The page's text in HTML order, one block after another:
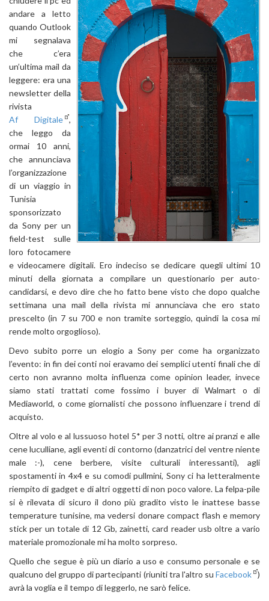
andare a letto
quando Outlook
mi segnalava
che c’era
un’ultima mail da
leggere: era una
newsletter della
rivista
Af Digitale ,
che leggo da
ormai 10 anni,
che annunciava
l’organizzazione
di un viaggio in
Tunisia
sponsorizzato
da Sony per un
field-test sulle
loro fotocamere
e videocamere digitali. Ero indeciso se dedicare quegli ultimi 10
minuti della giornata a compilare un questionario per auto-
candidarsi, e devo dire che ho fatto bene visto che dopo qualche
settimana una mail della rivista mi annunciava che ero stato
prescelto (in 7 su 700 e non tramite sorteggio, quindi la cosa mi
rende molto orgoglioso).
Devo subito porre un elogio a Sony per come ha organizzato
l’evento: in fin dei conti noi eravamo dei semplici utenti finali che di
certo non avranno molta influenza come opinion leader, invece
siamo stati trattati come fossimo i buyer di Walmart o di
Mediaworld, o come giornalisti che possono influenzare i trend di
acquisto.
Oltre al volo e al lussuoso hotel 5* per 3 notti, oltre ai pranzi e alle
cene luculliane, agli eventi di contorno (danzatrici del ventre niente
male :-), cene berbere, visite culturali interessanti), agli
spostamenti in 4x4 e su comodi pullmini, Sony ci ha letteralmente
riempito di gadget e di altri oggetti di non poco valore. La felpa-pile
si è rilevata di sicuro il dono più gradito visto le inattese basse
temperature tunisine, ma vedersi donare compact flash e memory
stick per un totale di 12 Gb, zainetti, card reader usb oltre a vario
materiale promozionale mi ha molto sorpreso.
Quello che segue è più un diario a uso e consumo personale e se
qualcuno del gruppo di partecipanti (riuniti tra l'altro su Facebook )
avrà la voglia e il tempo di leggerlo, ne sarò felice.